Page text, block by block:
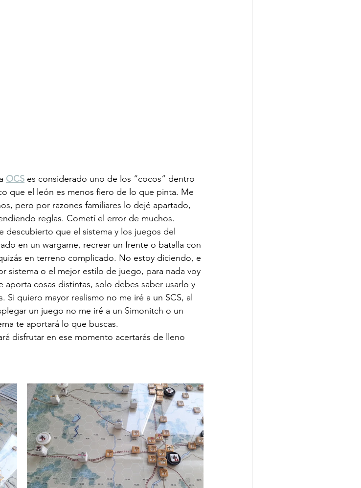
OCS es considerado uno de los “cocos” dentro
que el león es menos fiero de lo que pinta. Me
pero por razones familiares lo dejé apartado,
reglas. Cometí el error de muchos.
que el sistema y los juegos del
en un wargame, recrear un frente o batalla con
en terreno complicado. No estoy diciendo, e
sistema o el mejor estilo de juego, para nada voy
aporta cosas distintas, solo debes saber usarlo y
Si quiero mayor realismo no me iré a un SCS, al
un juego no me iré a un Simonitch o un
te aportará lo que buscas.
disfrutar en ese momento acertarás de lleno